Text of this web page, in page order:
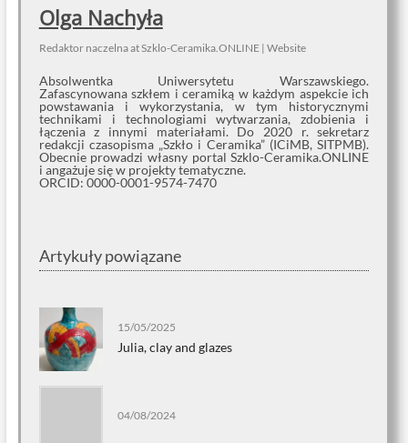
Olga Nachyła
Redaktor naczelnaatSzklo-Ceramika.ONLINE | Website
Absolwentka Uniwersytetu Warszawskiego.
Zafascynowana szkłem i ceramiką w każdym aspekcie ich
powstawania i wykorzystania, w tym historycznymi
technikami i technologiami wytwarzania, zdobienia i
łączenia z innymi materiałami. Do 2020 r. sekretarz
redakcji czasopisma „Szkło i Ceramika” (ICiMB, SITPMB).
Obecnie prowadzi własny portal Szklo-Ceramika.ONLINE
i angażuje się w projekty tematyczne.
ORCID: 0000-0001-9574-7470
Artykuły powiązane
15/05/2025
Julia, clay and glazes
04/08/2024